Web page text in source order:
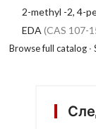
2-methyl -2, 4-
EDA (CAS 107-
Browse full catalog ·